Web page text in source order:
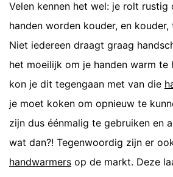
Velen kennen het wel: je rolt rustig
handen worden kouder, en kouder,
Niet iedereen draagt graag
het moeilijk om je handen warm te
kon je dit tegengaan met van die
je moet koken om opnieuw te
zijn dus éénmalig te gebruiken en
wat dan?! Tegenwoordig zijn er
handwarmers op de markt. Deze